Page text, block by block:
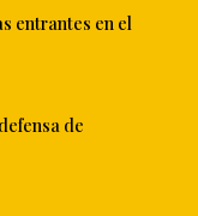
entrantes en el
de